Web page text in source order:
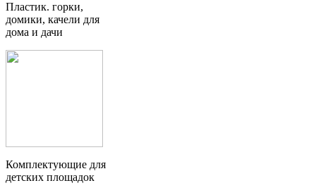
Пластик. горки,
домики, качели для
дома и дачи
Комплектующие для
детских площадок